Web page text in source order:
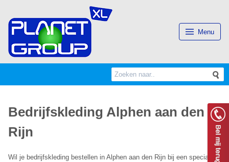
Menu
Search
for:
Bedrijfskleding Alphen aan den
Rijn
Wil je bedrijfskleding bestellen in Alphen aan den Rijn bij een specialist?
(Esc)